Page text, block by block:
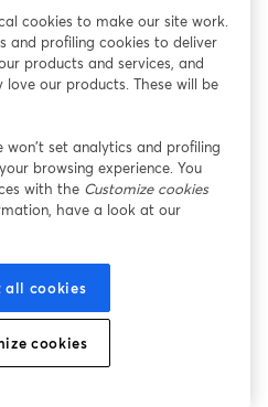
presentazione e inquadramento
è in presenza il 21 Novembre
Olivetti, 27, (Le Albere).
www.eventbrite.it/e/biglietti-itas-
con-meno-con-valeria-valotto-
cookies to make our site work.
and profiling cookies to deliver
products and services, and
our products. These will be
won’t set analytics and profiling
browsing experience. You
with the Customize cookies
have a look at our
all cookies
cookies